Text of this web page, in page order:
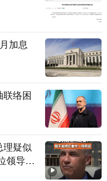
加息
络困
理疑似
领导
哄笑